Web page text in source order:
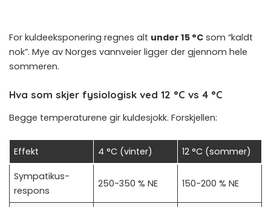
For kuldeeksponering regnes alt under 15 °C som “kaldt
nok”. Mye av Norges vannveier ligger der gjennom hele
sommeren.
Hva som skjer fysiologisk ved 12 °C vs 4 °C
Begge temperaturene gir kuldesjokk. Forskjellen:
Effekt 4 °C (vinter) 12 °C (sommer)
Sympatikus-
respons
250-350 % NE 150-200 % NE